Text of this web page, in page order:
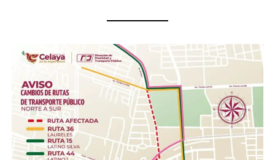
Insumos de limpieza.- Aromatizante, detergente,
cloro, desinfectantes, escobas, trapeadores,
cubetas, jergas.
Higiene personal.- Shampoo, pasta dental, jabón de
barra, toallas húmedas, toallas sanitarias, rastrillos.
Herramientas .- Pala, pico, guantes, linternas,